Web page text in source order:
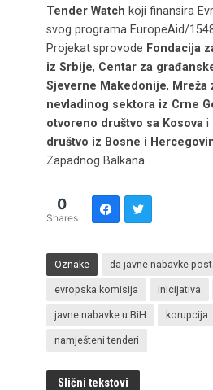
Tender Watch koji finansira
svog programa EuropeAid/
Projekat sprovode Fondacija
iz Srbije, Centar za
Sjeverne Makedonije, Mreža
nevladinog sektora iz Crne
otvoreno društvo sa Kosovai
društvo iz Bosne i
Zapadnog Balkana.
0
Shares
Oznake da javne nabavke
evropska komisija inicijativa
javne nabavke u BiH korupcija
namješteni tenderi
Slični tekstovi